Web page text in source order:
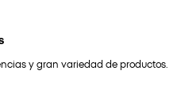
y gran variedad de productos.